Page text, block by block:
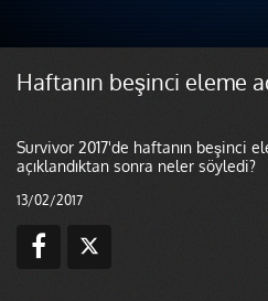
Haftanın beşinci eleme
Survivor 2017'de haftanın beşinci
açıklandıktan sonra neler söyledi?
13/02/2017